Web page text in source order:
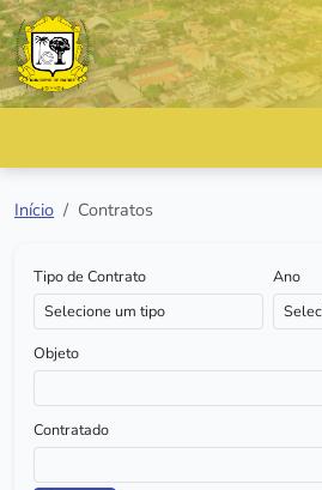
Início Contratos
Tipo de Contrato Ano
Objeto
Contratado